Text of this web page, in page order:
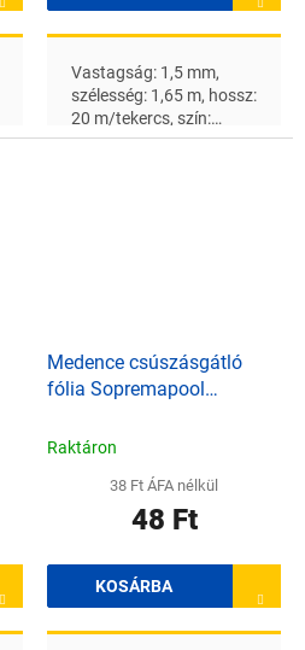
Vastagság: 1,5 mm,
szélesség: 1,65 m, hossz:
20 m/tekercs, szín:
homokA feltüntetett ár 1
Medence csúszásgátló
fólia Sopremapool
Raktáron
38 Ft ÁFA nélkül
48 Ft
KOSÁRBA